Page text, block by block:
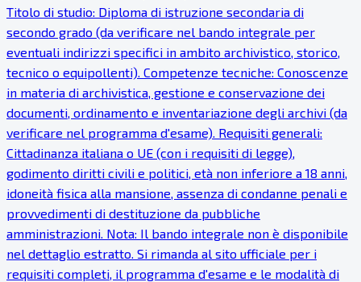
Titolo di studio: Diploma di istruzione secondaria di
secondo grado (da verificare nel bando integrale per
eventuali indirizzi specifici in ambito archivistico, storico,
tecnico o equipollenti). Competenze tecniche: Conoscenze
in materia di archivistica, gestione e conservazione dei
documenti, ordinamento e inventariazione degli archivi (da
verificare nel programma d'esame). Requisiti generali:
Cittadinanza italiana o UE (con i requisiti di legge),
godimento diritti civili e politici, età non inferiore a 18 anni,
idoneità fisica alla mansione, assenza di condanne penali e
provvedimenti di destituzione da pubbliche
amministrazioni. Nota: Il bando integrale non è disponibile
nel dettaglio estratto. Si rimanda al sito ufficiale per i
requisiti completi, il programma d'esame e le modalità di